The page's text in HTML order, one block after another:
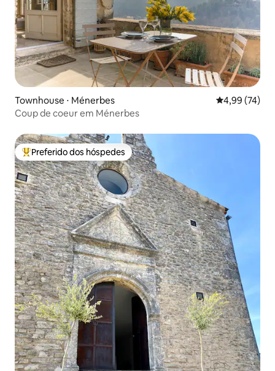
Townhouse ⋅ Ménerbes 4,99 de uma
4,99 (74)
Coup de coeur em Ménerbes
Entre os melhores preferidos dos hóspedes
Preferido dos hóspedes